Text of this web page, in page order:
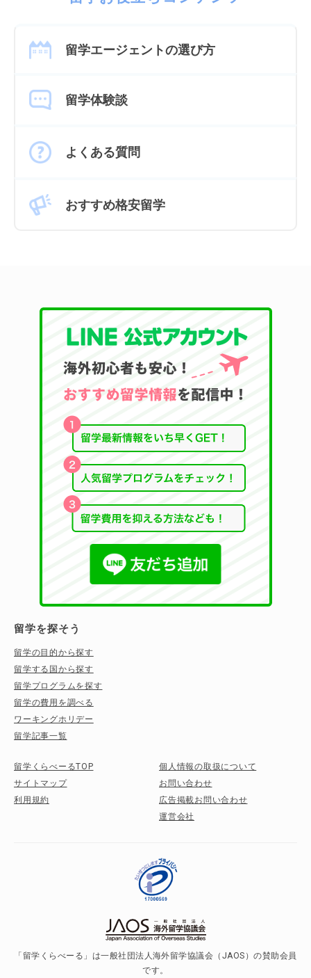
留学エージェントの選び方
留学体験談
よくある質問
おすすめ格安留学
留学を探そう
留学の目的から探す
留学する国から探す
留学プログラムを探す
留学の費用を調べる
ワーキングホリデー
留学記事一覧
留学くらべーるTOP
サイトマップ
利用規約
個人情報の取扱について
お問い合わせ
広告掲載お問い合わせ
運営会社
「留学くらべーる」は一般社団法人海外留学協議会（JAOS）の賛助会員
です。